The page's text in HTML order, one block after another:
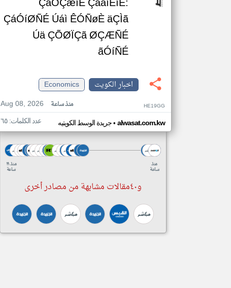
ÇáÓíØÑÉ Úáì ÊÓÑøÈ äÇÌã
Úä ÇÕØÏÇã ØÇÆÑÉ
ãÓíÑÉ
اخبار الكويت
Economics
Aug 08, 2026
منذ ساعة HE19GG
جريدة الوسط الكويتيه• alwasat.com.kw عدد الكلمات: ٦٥
منذ ١٩
ساعة
منذ
ساعة
و٤٠مقالات مشابهة من مصادر أخرى